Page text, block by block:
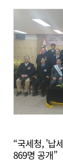
“국세청, '납
869명 공개”